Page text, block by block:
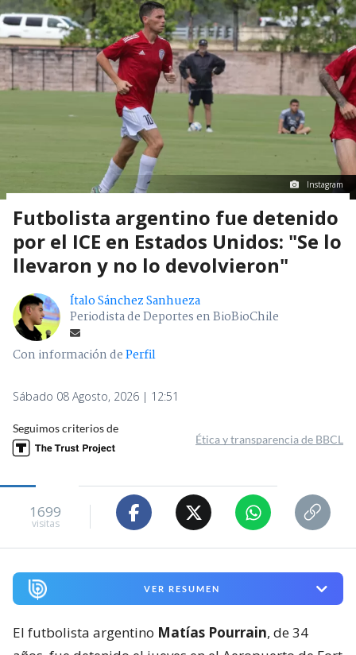
Futbol Internacional> Noticia
Futbolista argentino fue detenido
por el ICE en Estados Unidos: "Se lo
Periodista de Deportes en BioBioChile
Sábado 08 Agosto, 2026 | 12:51
1699
visitas